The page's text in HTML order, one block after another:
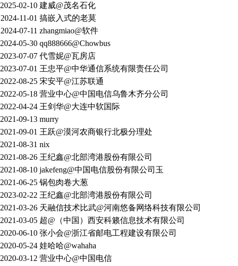
2025-02-10 建威@茂名石化
2024-11-01 搞嵌入式的老莫
2024-07-11 zhangmiao@软件
2024-05-30 qq888666@Chowbus
2023-07-07 代雪妮@瓦房店
2023-07-01 王忠平@中华通信系统有限责任公司
2022-08-25 宋安平@江苏联通
2022-05-18 营业中心@中国电信乌鲁木齐分公司
2022-04-24 王剑华@大连中软国际
2021-09-13 murry
2021-09-01 王跃@漠河农商银行北极分理处
2021-08-31 nix
2021-08-26 王纪鑫@北部湾港股份有限公司
2021-08-10 jakefeng@中国电信股份有限公司玉
2021-06-25 锅包肉卷大葱
2023-02-22 王纪鑫@北部湾港股份有限公司
2021-03-26 天融信技术比武@河南悠备网络科技有限公司
2021-03-05 超@（中国）西安科籁信息技术有限公司
2020-06-10 张小会@浙江省邮电工程建设有限公司
2020-05-24 娃哈哈@wahaha
2020-03-12 营业中心@中国电信